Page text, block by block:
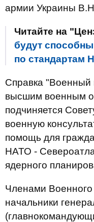
армии Украины
Читайте на
будут
по стандартам
Справка "Военный
высшим военным
подчиняется
военную
помощь для
НАТО -
ядерного
Членами Военного
начальники